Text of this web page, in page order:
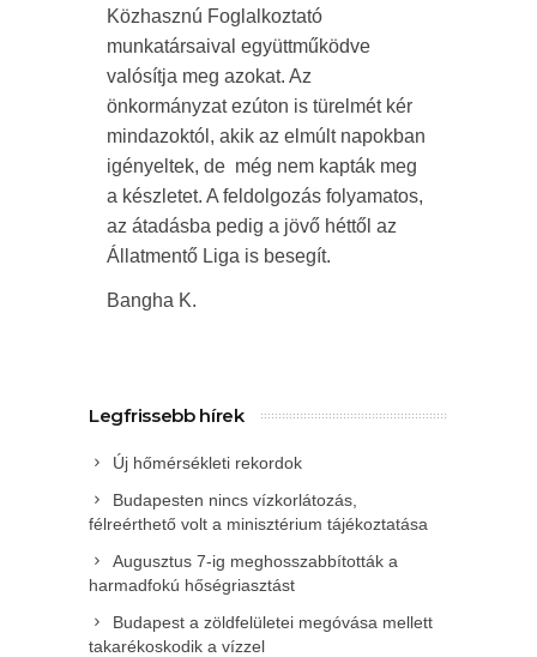
Közhasznú Foglalkoztató
munkatársaival együttműködve
valósítja meg azokat. Az
önkormányzat ezúton is türelmét kér
mindazoktól, akik az elmúlt napokban
igényeltek, de még nem kapták meg
a készletet. A feldolgozás folyamatos,
az átadásba pedig a jövő héttől az
Állatmentő Liga is besegít.
Bangha K.
Legfrissebb hírek
Új hőmérsékleti rekordok
Budapesten nincs vízkorlátozás,
félreérthető volt a minisztérium tájékoztatása
Augusztus 7-ig meghosszabbították a
harmadfokú hőségriasztást
Budapest a zöldfelületei megóvása mellett
takarékoskodik a vízzel